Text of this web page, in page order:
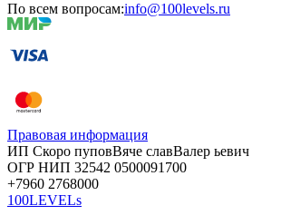
По всем вопросам:info@100levels.ru
Правовая информация
ИП Скоро пуповВяче славВалер ьевич
ОГР НИП 32542 0500091700
+7960 2768000
100LEVELs